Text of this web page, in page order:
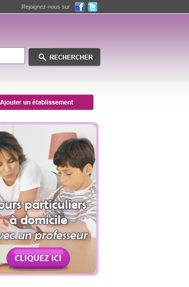
Rejoignez-nous sur